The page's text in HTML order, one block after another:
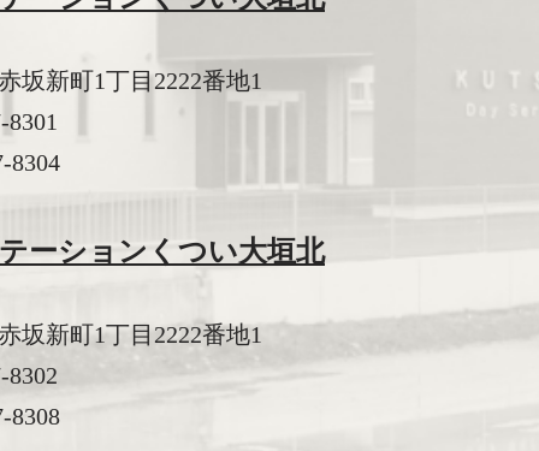
坂新町1丁目2222番地1
8301
8304
ーションくつい大垣北
坂新町1丁目2222番地1
8302
8308